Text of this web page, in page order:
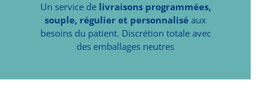
Un service de livraisons programmées,
souple, régulier et personnalisé aux
besoins du patient. Discrétion totale avec
des emballages neutres